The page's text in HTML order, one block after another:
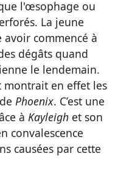
l'œsophage ou
La jeune
commencé à
dégâts quand
le lendemain.
montrait en effet les
Phoenix. C’est une
à Kayleigh et son
convalescence
causées par cette